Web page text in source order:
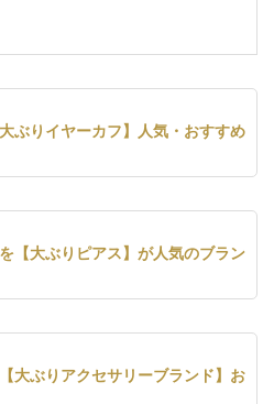
ぶりイヤーカフ】人気・おすすめ
【大ぶりピアス】が人気のブラン
大ぶりアクセサリーブランド】お